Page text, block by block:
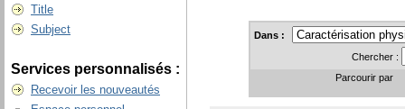
Title
Subject
Services personnalisés :
Recevoir les nouveautés
Dans :
Chercher :
Parcourir par